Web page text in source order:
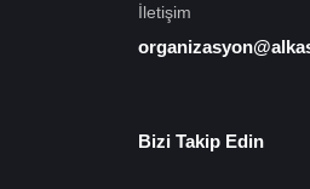
İletişim
Bizi Takip Edin